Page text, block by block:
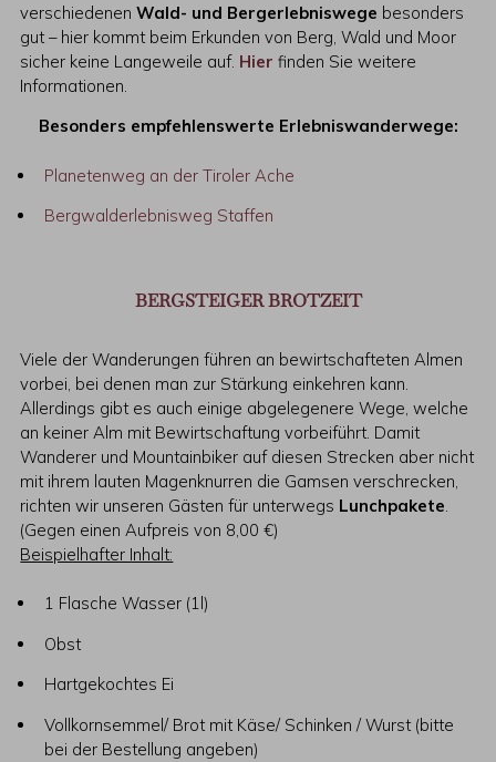
verschiedenenWald- und Bergerlebniswege besonders
gut – hier kommt beim Erkunden von Berg, Wald und Moor
sicher keine Langeweile auf. Hier finden Sie weitere
Informationen.
Besonders empfehlenswerte Erlebniswanderwege:
Planetenweg an der Tiroler Ache
Bergwalderlebnisweg Staffen
BERGSTEIGER BROTZEIT
Viele der Wanderungen führen an bewirtschafteten Almen
vorbei, bei denen man zur Stärkung einkehren kann.
Allerdings gibt es auch einige abgelegenere Wege, welche
an keiner Alm mit Bewirtschaftung vorbeiführt. Damit
Wanderer und Mountainbiker auf diesen Strecken aber nicht
mit ihrem lauten Magenknurren die Gamsen verschrecken,
richten wir unseren Gästen für unterwegs Lunchpakete.
(Gegen einen Aufpreis von 8,00 €)
Beispielhafter Inhalt:
1 Flasche Wasser (1l)
Obst
Hartgekochtes Ei
Vollkornsemmel/ Brot mit Käse/ Schinken / Wurst (bitte
bei der Bestellung angeben)